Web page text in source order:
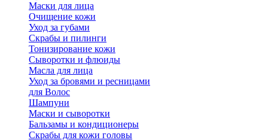
Маски для лица
Очищение кожи
Уход за губами
Скрабы и пилинги
Тонизирование кожи
Сыворотки и флюиды
Масла для лица
Уход за бровями и ресницами
для Волос
Шампуни
Маски и сыворотки
Бальзамы и кондиционеры
Скрабы для кожи головы